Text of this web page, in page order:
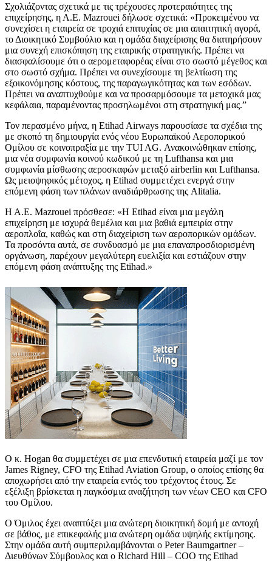
Σχολιάζοντας σχετικά με τις τρέχουσες προτεραιότητες της
επιχείρησης, η Α.Ε. Mazrouei δήλωσε σχετικά: «Προκειμένου να
συνεχίσει η εταιρεία σε τροχιά επιτυχίας σε μια απαιτητική αγορά,
το Διοικητικό Συμβούλιο και η ομάδα διαχείρισης θα διατηρήσουν
μια συνεχή επισκόπηση της εταιρικής στρατηγικής. Πρέπει να
διασφαλίσουμε ότι ο αερομεταφορέας είναι στο σωστό μέγεθος και
στο σωστό σχήμα. Πρέπει να συνεχίσουμε τη βελτίωση της
εξοικονόμησης κόστους, της παραγωγικότητας και των εσόδων.
Πρέπει να αναπτυχθούμε και να προσαρμόσουμε τα μετοχικά μας
κεφάλαια, παραμένοντας προσηλωμένοι στη στρατηγική μας.”
Τον περασμένο μήνα, η Etihad Airways παρουσίασε τα σχέδια της
με σκοπό τη δημιουργία ενός νέου Ευρωπαϊκού Αεροπορικού
Ομίλου σε κοινοπραξία με την TUI AG. Ανακοινώθηκαν επίσης,
μια νέα συμφωνία κοινού κωδικού με τη Lufthansa και μια
συμφωνία μίσθωσης αεροσκαφών μεταξύ airberlin και Lufthansa.
Ως μειοψηφικός μέτοχος, η Etihad συμμετέχει ενεργά στην
επόμενη φάση των πλάνων αναδιάρθρωσης της Alitalia.
Η Α.Ε. Mazrouei πρόσθεσε: «Η Etihad είναι μια μεγάλη
επιχείρηση με ισχυρά θεμέλια και μια βαθιά εμπειρία στην
αεροπλοΐα, καθώς και στη διαχείριση των αεροπορικών ομάδων.
Τα προσόντα αυτά, σε συνδυασμό με μια επαναπροσδιορισμένη
οργάνωση, παρέχουν μεγαλύτερη ευελιξία και εστιάζουν στην
επόμενη φάση ανάπτυξης της Etihad.»
Ο κ. Hogan θα συμμετέχει σε μια επενδυτική εταιρεία μαζί με τον
James Rigney, CFO της Etihad Aviation Group, ο οποίος επίσης θα
αποχωρήσει από την εταιρεία εντός του τρέχοντος έτους. Σε
εξέλιξη βρίσκεται η παγκόσμια αναζήτηση των νέων CEO και CFO
του Ομίλου.
Ο Όμιλος έχει αναπτύξει μια ανώτερη διοικητική δομή με αντοχή
σε βάθος, με επικεφαλής μια ανώτερη ομάδα υψηλής εκτίμησης.
Στην ομάδα αυτή συμπεριλαμβάνονται ο Peter Baumgartner –
Διευθύνων Σύμβουλος και ο Richard Hill – COO της Etihad